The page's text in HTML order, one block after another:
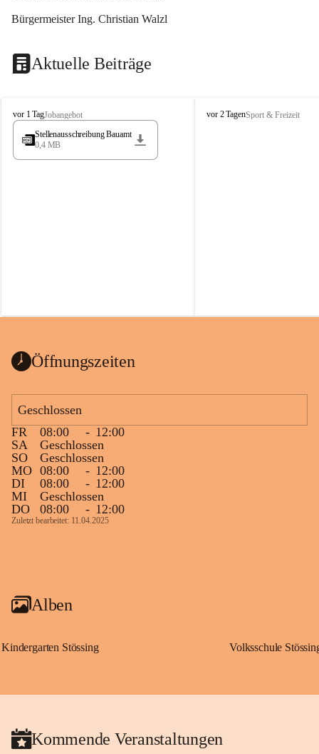
Bürgermeister Ing. Christian Walzl
Aktuelle Beiträge
S
t
s
vor 1 TagJobangebot
Stellenausschreibung Bauamt
0,4 MB
S
vor 2 TagenSport & Freizeit
Öffnungszeiten
Geschlossen
FR
08:00 - 12:00
SA
Geschlossen
SO
Geschlossen
MO 08:00 - 12:00
DI
08:00 - 12:00
MI
Geschlossen
DO
08:00 - 12:00
Zuletzt bearbeitet: 11.04.2025
Alben
Kindergarten Stössing Volksschule
Kommende Veranstaltungen